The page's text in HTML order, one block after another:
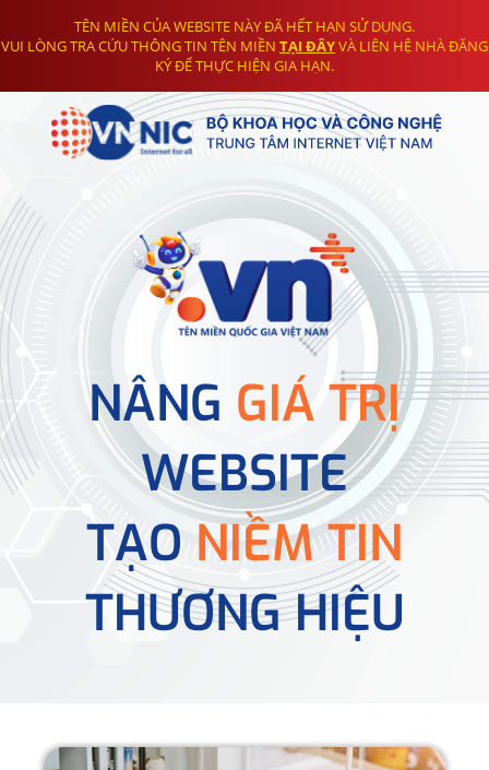
TÊN MIỀN CỦA WEBSITE NÀY ĐÃ HẾT HẠN SỬ DỤNG.
VUI LÒNG TRA CỨU THÔNG TIN TÊN MIỀN TẠI ĐÂYVÀ LIÊN HỆ NHÀ ĐĂNG
KÝ ĐỂ THỰC HIỆN GIA HẠN.
NÂNG GIÁ TRỊ
WEBSITE
TẠONIỀM TIN
THƯƠNG HIỆU